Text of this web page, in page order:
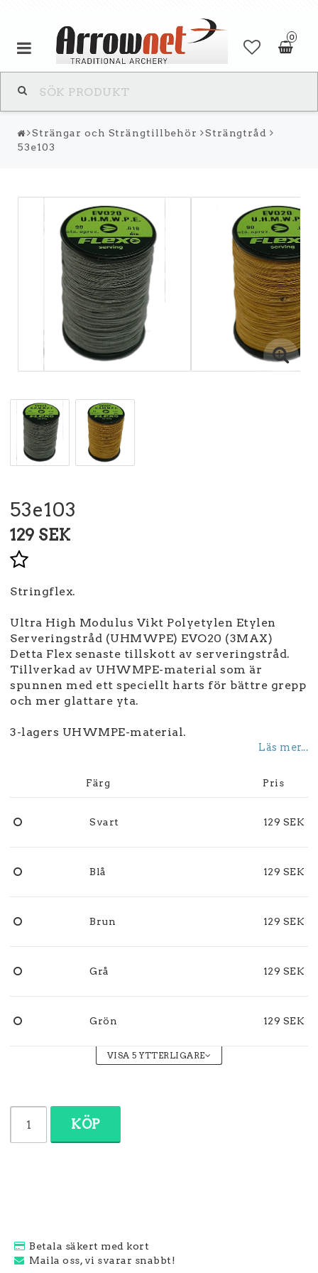
0
Strängar och Strängtillbehör
Strängtråd
53e103
53e103
129 SEK
Lägg till i favoritlistan
Stringflex.
Ultra High Modulus Vikt Polyetylen Etylen
Serveringstråd (UHMWPE) EVO20 (3MAX)
Detta Flex senaste tillskott av serveringstråd.
Tillverkad av UHWMPE-material som är
spunnen med ett speciellt harts för bättre grepp
och mer glattare yta.
3-lagers UHWMPE-material.
Läs mer...
Färg Pris
Svart 129 SEK
Blå 129 SEK
Brun 129 SEK
Grå 129 SEK
Grön 129 SEK
VISA 5 YTTERLIGARE
KÖP
Betala säkert med kort
Maila oss, vi svarar snabbt!